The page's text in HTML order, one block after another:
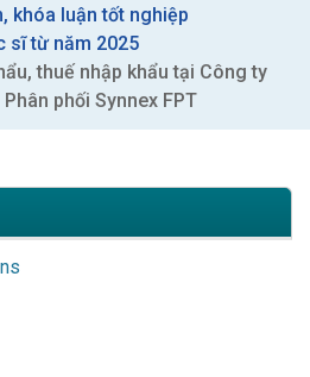
khóa luận tốt nghiệp
sĩ từ năm 2025
thuế nhập khẩu tại Công ty
phối Synnex FPT